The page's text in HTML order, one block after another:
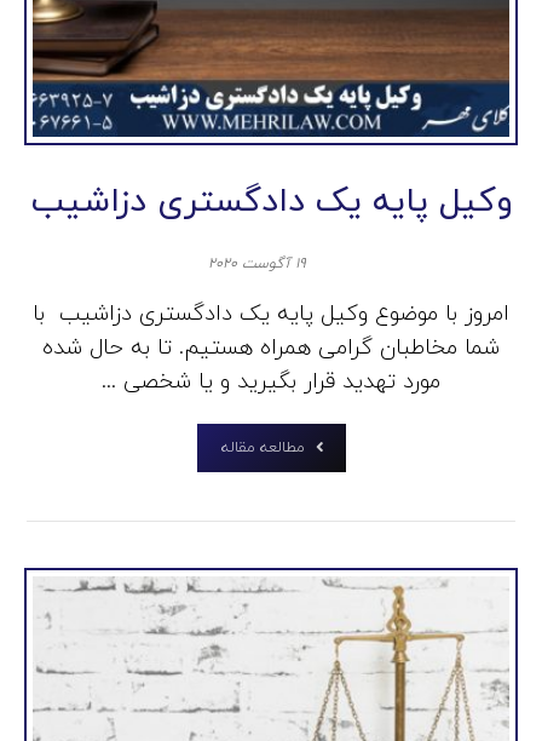
وکیل پایه یک دادگستری دزاشیب
۱۹ آگوست ۲۰۲۰
امروز با موضوع وکیل پایه یک دادگستری دزاشیب با
شما مخاطبان گرامی همراه هستیم. تا به حال شده
مورد تهدید قرار بگیرید و یا شخصی ...
مطالعه مقاله